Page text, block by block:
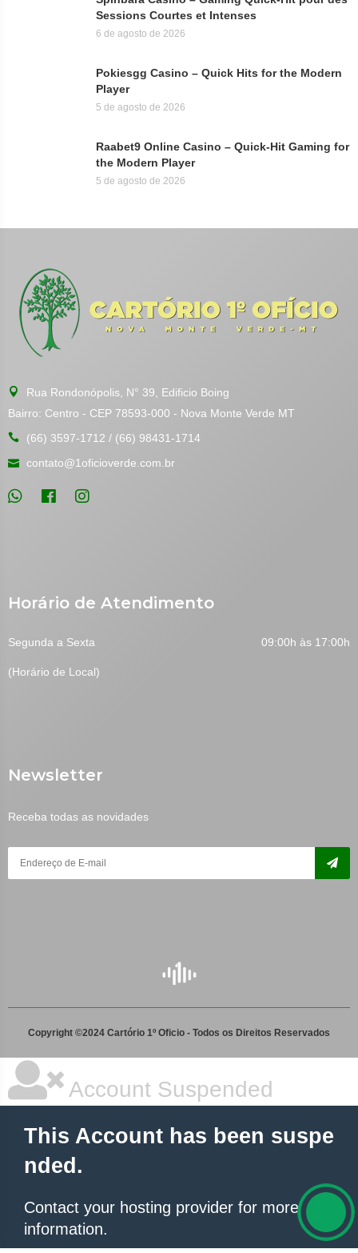
Sessions Courtes et Intenses
6 de agosto de 2026
Pokiesgg Casino – Quick Hits for the Modern
Player
5 de agosto de 2026
Raabet9 Online Casino – Quick‑Hit Gaming for
the Modern Player
5 de agosto de 2026
Rua Rondonópolis, N° 39, Edificio Boing
Bairro: Centro - CEP 78593-000 - Nova Monte Verde MT
(66) 3597-1712 / (66) 98431-1714
contato@1oficioverde.com.br
Horário de Atendimento
Segunda a Sexta 09:00h às 17:00h
(Horário de Local)
Newsletter
Receba todas as novidades
Copyright ©2024 Cartório 1º Oficio - Todos os Direitos Reservados
Account Suspended
This Account has been suspe
nded.
Contact your hosting provider for more
information.